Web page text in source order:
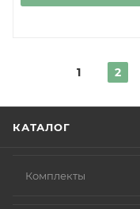
1 2
КАТАЛОГ
Комплекты